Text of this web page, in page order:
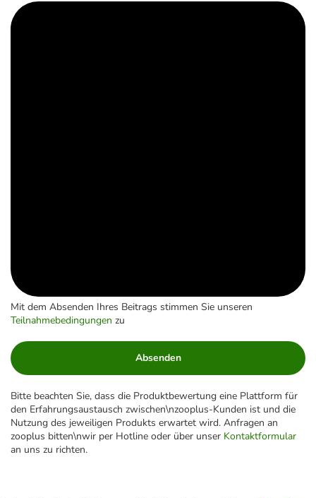
Mit dem Absenden Ihres Beitrags stimmen Sie unseren
Teilnahmebedingungen zu
Absenden
Bitte beachten Sie, dass die Produktbewertung eine Plattform für
den Erfahrungsaustausch zwischen\nzooplus-Kunden ist und die
Nutzung des jeweiligen Produkts erwartet wird. Anfragen an
zooplus bitten\nwir per Hotline oder über unser Kontaktformular
an uns zu richten.